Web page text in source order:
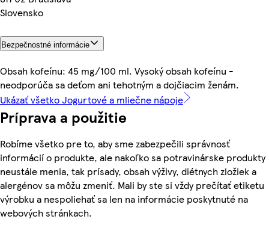
Slovensko
Bezpečnostné informácie
Obsah kofeínu: 45 mg/100 ml. Vysoký obsah kofeínu -
neodporúča sa deťom ani tehotným a dojčiacim ženám.
Ukázať všetko Jogurtové a mliečne nápoje
Príprava a použitie
Robíme všetko pre to, aby sme zabezpečili správnosť
informácií o produkte, ale nakoľko sa potravinárske produkty
neustále menia, tak prísady, obsah výživy, diétnych zložiek a
alergénov sa môžu zmeniť. Mali by ste si vždy prečítať etiketu
výrobku a nespoliehať sa len na informácie poskytnuté na
webových stránkach.